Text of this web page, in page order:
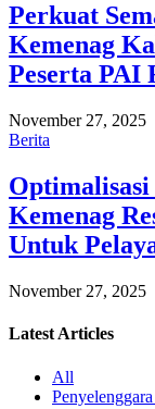
Perkuat
Kemenag
Peserta PAI
November 27, 2025
Berita
Kemenag
Untuk
November 27, 2025
Latest Articles
All